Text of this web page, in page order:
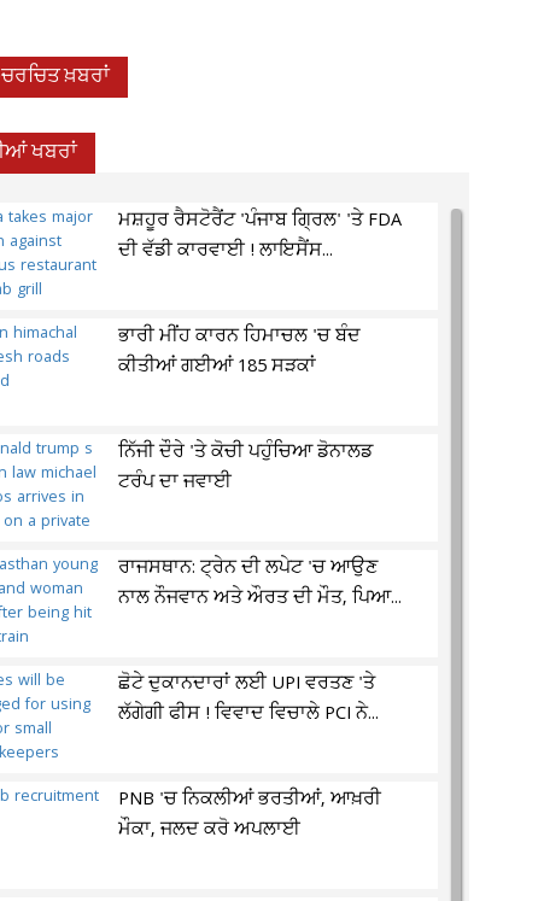
ਖ਼ਬਰਾਂ
ਖਬਰਾਂ
ਮਸ਼ਹੂਰ ਰੈਸਟੋਰੈਂਟ 'ਪੰਜਾਬ ਗ੍ਰਿਲ' 'ਤੇ FDA
ਦੀ ਵੱਡੀ ਕਾਰਵਾਈ ! ਲਾਇਸੈਂਸ...
ਭਾਰੀ ਮੀਂਹ ਕਾਰਨ ਹਿਮਾਚਲ 'ਚ ਬੰਦ
ਕੀਤੀਆਂ ਗਈਆਂ 185 ਸੜਕਾਂ
ਨਿੱਜੀ ਦੌਰੇ 'ਤੇ ਕੋਚੀ ਪਹੁੰਚਿਆ ਡੋਨਾਲਡ
ਟਰੰਪ ਦਾ ਜਵਾਈ
ਰਾਜਸਥਾਨ: ਟ੍ਰੇਨ ਦੀ ਲਪੇਟ 'ਚ ਆਉਣ
ਨਾਲ ਨੌਜਵਾਨ ਅਤੇ ਔਰਤ ਦੀ ਮੌਤ, ਪਿਆ...
ਛੋਟੇ ਦੁਕਾਨਦਾਰਾਂ ਲਈ UPI ਵਰਤਣ 'ਤੇ
ਲੱਗੇਗੀ ਫੀਸ ! ਵਿਵਾਦ ਵਿਚਾਲੇ PCI ਨੇ...
PNB 'ਚ ਨਿਕਲੀਆਂ ਭਰਤੀਆਂ, ਆਖ਼ਰੀ
ਮੌਕਾ, ਜਲਦ ਕਰੋ ਅਪਲਾਈ